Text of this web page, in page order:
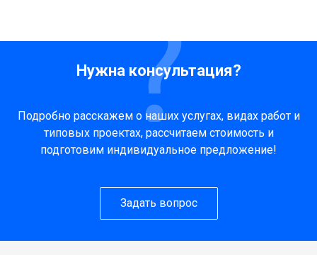
Нужна консультация?
Подробно расскажем о наших услугах, видах работ и
типовых проектах, рассчитаем стоимость и
подготовим индивидуальное предложение!
Задать вопрос